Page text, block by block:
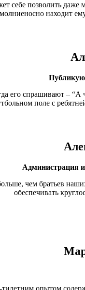
себе позволить
находит
его спрашивают – “А
поле с
Администрация и
чем братьев
обеспечивать